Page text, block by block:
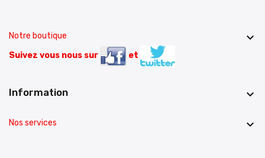
Notre boutique 
Suivez vous nous sur et
Information 
Nos services 